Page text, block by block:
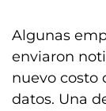
Algunas
enviaron
nuevo costo
datos. Una